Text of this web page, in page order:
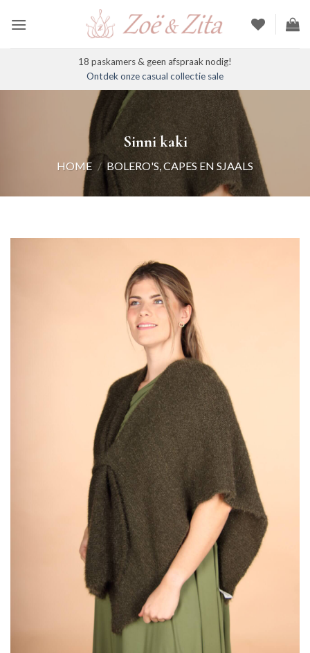
naar
18 paskamers & geen afspraak nodig!
Ontdek onze casual collectie sale
Sinni kaki
HOME / BOLERO'S, CAPES EN SJAALS